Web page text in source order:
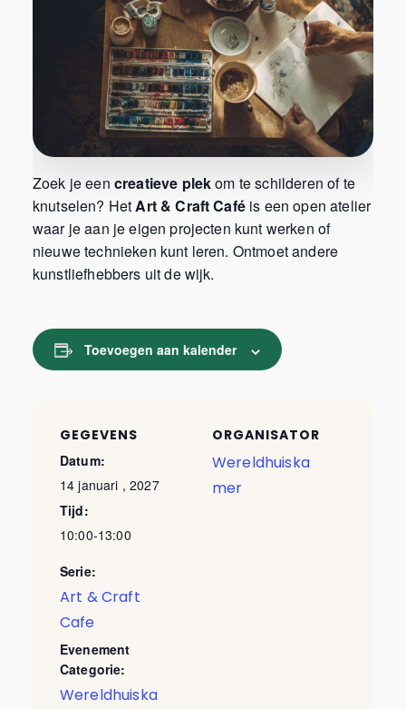
Zoek je een creatieve plekom te schilderen of te
knutselen? HetArt & Craft Caféis een open atelier
waar je aan je eigen projecten kunt werken of
nieuwe technieken kunt leren. Ontmoet andere
kunstliefhebbers uit de wijk.
Toevoegen aan kalender
GEGEVENS
Datum:
14 januari , 2027
Tijd:
10:00-13:00
Serie:
Art & Craft
Cafe
Evenement
Categorie:
Wereldhuiska
ORGANISATOR
Wereldhuiska
mer